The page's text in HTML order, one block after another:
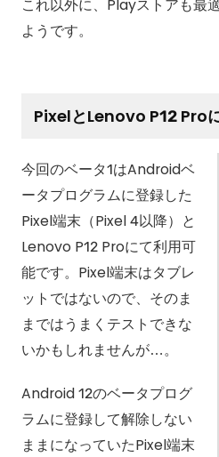
これ以外に、Playストアも最
ようです。
PixelとLenovo P12 Pro
今回のベータ1はAndroidベ
ータプログラムに登録した
Pixel端末（Pixel 4以降）と
Lenovo P12 Proにて利用可
能です。Pixel端末はタブレ
ットではないので、そのま
まではうまくテストできな
いかもしれませんが…。
Android 12のベータプログ
ラムに登録して解除しない
ままになっていたPixel端末